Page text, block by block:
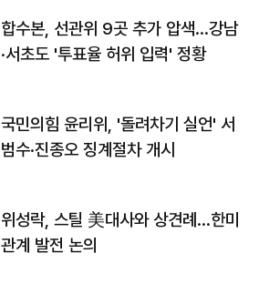
합수본, 선관위 9곳 추가 압색…강남
·서초도 '투표율 허위 입력' 정황
국민의힘 윤리위, '돌려차기 실언' 서
범수·진종오 징계절차 개시
위성락, 스틸 美대사와 상견례…한미
관계 발전 논의